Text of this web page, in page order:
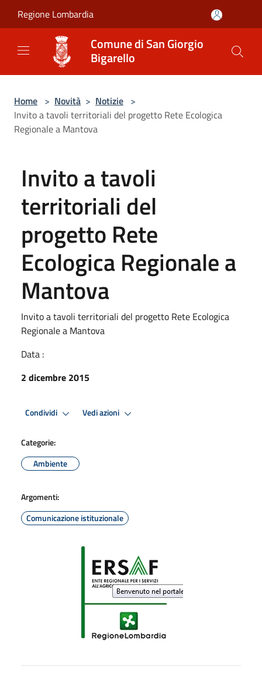
Regione Lombardia
Comune di San Giorgio
Bigarello
Home > Novità > Notizie >
Invito a tavoli territoriali del progetto Rete Ecologica
Regionale a Mantova
Invito a tavoli
territoriali del
progetto Rete
Ecologica Regionale a
Mantova
Invito a tavoli territoriali del progetto Rete Ecologica
Regionale a Mantova
Data :
2 dicembre 2015
Condividi Vedi azioni
Categorie:
Ambiente
Argomenti:
Comunicazione istituzionale